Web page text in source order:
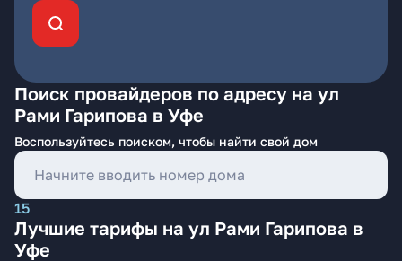
Поиск провайдеров по адресу на ул
Рами Гарипова в Уфе
Воспользуйтесь поиском, чтобы найти свой дом
15
Лучшие тарифы на ул Рами Гарипова в
Уфе